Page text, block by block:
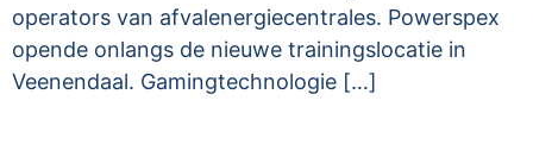
operators van afvalenergiecentrales. Powerspex
opende onlangs de nieuwe trainingslocatie in
Veenendaal. Gamingtechnologie […]